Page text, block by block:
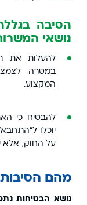
הסיבה
נושאי
להעלות את
במטרה
המקצוע.
להבטיח כי
יוכלו
על החוק, אלא
מהם
נושא הבטיחות